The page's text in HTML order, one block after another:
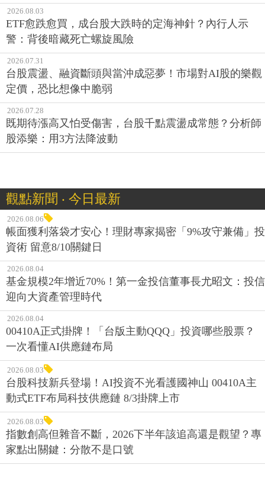
2026.08.03
ETF愈跌愈買，成台股大跌時的定海神針？內行人示
警：背後暗藏死亡螺旋風險
2026.07.31
台股震盪、融資斷頭與當沖成惡夢！市場對AI股的樂觀
定價，恐比想像中脆弱
2026.07.28
既期待漲高又怕受傷害，台股千點震盪成常態？分析師
股添樂：用3方法降波動
觀點新聞 ‧ 今日最新
2026.08.06
帳面獲利落袋才安心！理財專家揭密「9%攻守兼備」投
資術 留意8/10關鍵日
2026.08.04
基金規模2年增近70%！第一金投信董事長尤昭文：投信
迎向大資產管理時代
2026.08.04
00410A正式掛牌！「台版主動QQQ」投資哪些股票？
一次看懂AI供應鏈布局
2026.08.03
台股科技新兵登場！AI投資不光看護國神山 00410A主
動式ETF布局科技供應鏈 8/3掛牌上市
2026.08.03
指數創高但雜音不斷，2026下半年該追高還是觀望？專
家點出關鍵：分散不是口號